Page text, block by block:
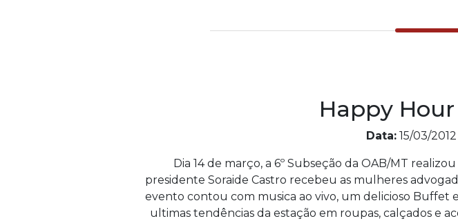
Happy
Data: 15/03/2012
Dia 14 de março, a 6º Subseção da OAB/MT
presidente Soraide Castro recebeu as mulheres
evento contou com musica ao vivo, um delicioso Buffet
ultimas tendências da estação em roupas, calçados e